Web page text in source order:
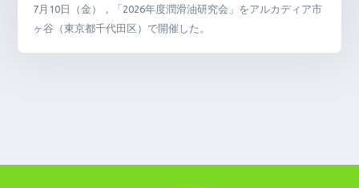
7月10日（金），「2026年度潤滑油研究会」をアルカディア市
ヶ谷（東京都千代田区）で開催した。